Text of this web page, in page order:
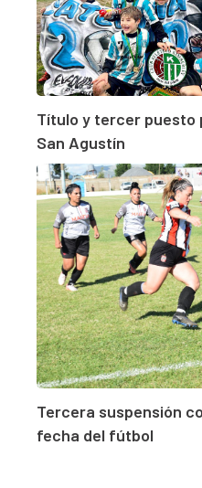
Título y tercer puesto
San Agustín
Tercera suspensión
fecha del fútbol